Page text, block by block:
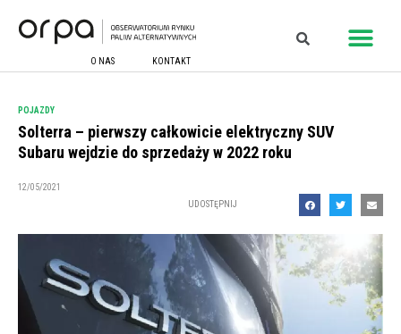
O NAS KONTAKT
POJAZDY
Solterra – pierwszy całkowicie elektryczny SUV
Subaru wejdzie do sprzedaży w 2022 roku
12/05/2021
UDOSTĘPNIJ